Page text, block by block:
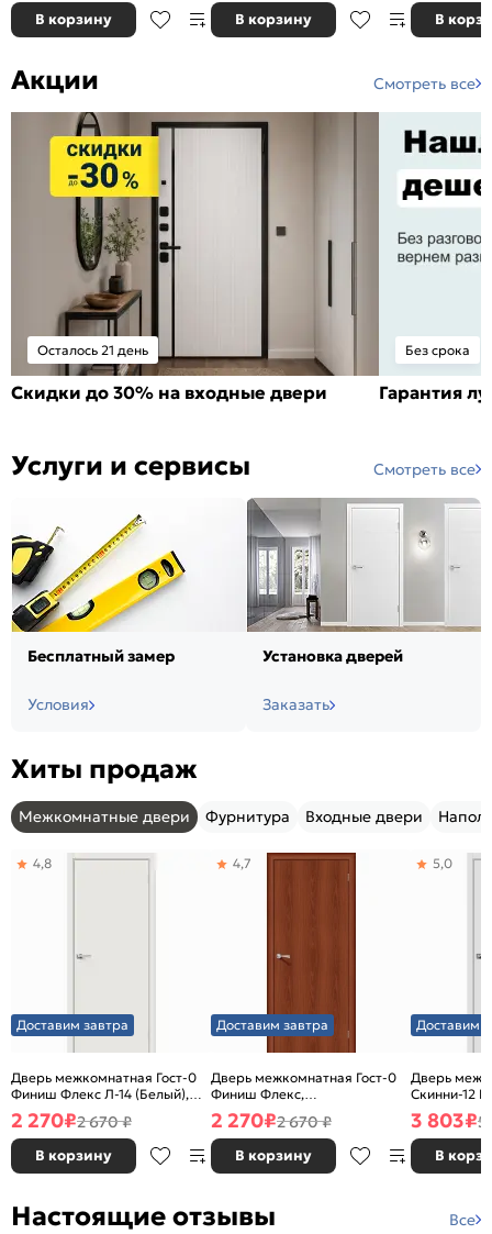
В корзину В корзину В
Акции Смотреть все
Осталось 21 день
Скидки до 30% на входные двери
Без срока
Гарантия
Услуги и сервисы Смотреть все
Бесплатный замер
Условия
Установка дверей
Заказать
Хиты продаж
Межкомнатные двери Фурнитура Входные двери
Доставим завтра
Дверь межкомнатная Гост-0
Финиш Флекс Л-14 (Белый),
глухая, каркасно-щитовая
4,8
2 270₽2 670 ₽
В корзину
Доставим завтра
Дверь межкомнатная Гост-0
Финиш Флекс,
Ламинированные Л-11
(ИталОрех), глухая, каркасно-
щитовая
4,7
2 270₽2 670 ₽
В корзину
Доставим
Дверь
Скинни-12
глухая,
5,0
3 803₽5
В
Настоящие отзывы Все